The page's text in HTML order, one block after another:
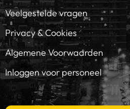
Veelgestelde vragen
Privacy & Cookies
Algemene Voorwaarden
Inloggen voor personeel